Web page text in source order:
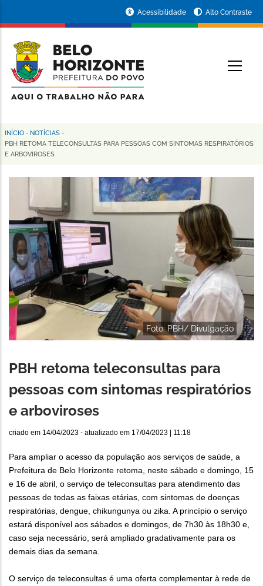
conteúdo
principal
da
Prefeitura
de
Horizonte
Acessibilidade Alto Contraste
Trilha
de
navegação
INÍCIO - NOTÍCIAS -
PBH RETOMA TELECONSULTAS PARA PESSOAS COM SINTOMAS RESPIRATÓRIOS
E ARBOVIROSES
Foto: PBH/ Divulgação
PBH retoma teleconsultas para
pessoas com sintomas respiratórios
e arboviroses
criado em 14/04/2023 - atualizado em 17/04/2023 | 11:18
Para ampliar o acesso da população aos serviços de saúde, a
Prefeitura de Belo Horizonte retoma, neste sábado e domingo, 15
e 16 de abril, o serviço de teleconsultas para atendimento das
pessoas de todas as faixas etárias, com sintomas de doenças
respiratórias, dengue, chikungunya ou zika. A princípio o serviço
estará disponível aos sábados e domingos, de 7h30 às 18h30 e,
caso seja necessário, será ampliado gradativamente para os
demais dias da semana.
O serviço de teleconsultas é uma oferta complementar à rede de